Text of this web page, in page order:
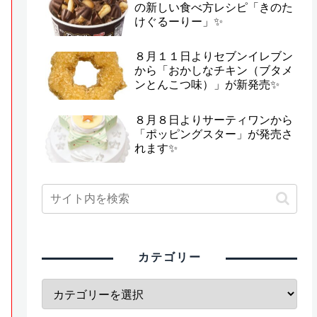
の新しい食べ方レシピ「きのた
けぐるーりー」✨
８月１１日よりセブンイレブン
から「おかしなチキン（ブタメ
ンとんこつ味）」が新発売✨
８月８日よりサーティワンから
「ポッピングスター」が発売さ
れます✨
カテゴリー